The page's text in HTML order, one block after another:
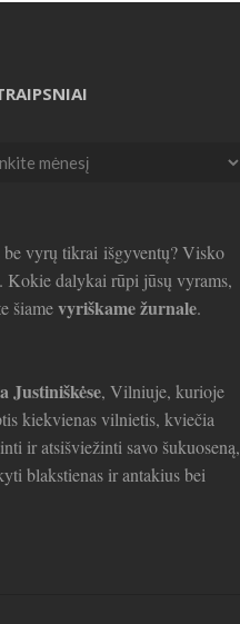
vyrų tikrai išgyventų? Visko
Kokie dalykai rūpi jūsų vyrams,
šiamevyriškame žurnale.
Justiniškėse, Vilniuje, kurioje
kiekvienas vilnietis, kviečia
ir atsišviežinti savo šukuoseną,
blakstienas ir antakius bei